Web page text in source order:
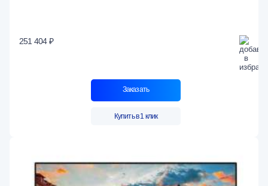
251 404 ₽
Заказать
Купить в 1 клик